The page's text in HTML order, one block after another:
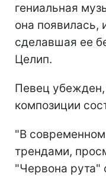
гениальная
она появилась,
сделавшая ее
Целип.
Певец убежден,
композиции
"В современном
трендами,
"Червона рута"